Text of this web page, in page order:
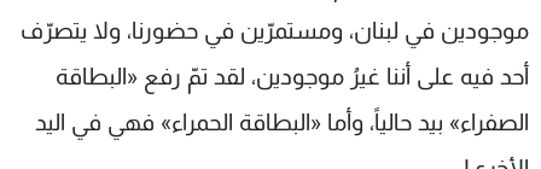
موجودين في لبنان، ومستمرّين في حضورنا، ولا يتصرّف
أحد فيه على أننا غيرُ موجودين، لقد تمّ رفع «البطاقة
الصفراء» بيد حالياً، وأما «البطاقة الحمراء» فهي في اليد